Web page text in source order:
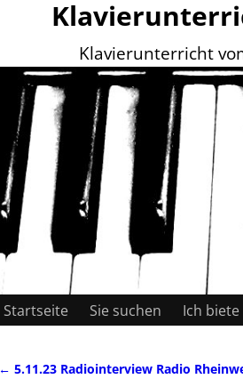
Klavierunterricht
Startseite Sie suchen Ich biete
← 5.11.23 Radiointerview Radio